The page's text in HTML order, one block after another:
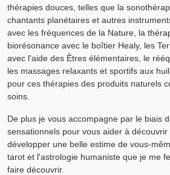
thérapies douces, telles que la
chantants planétaires et autres
avec les fréquences de la Nature, la
biorésonance avec le boîtier Healy, les
avec l'aide des Êtres élémentaires, le
les massages relaxants et sportifs aux
pour ces thérapies des produits naturels
soins.
De plus je vous accompagne par le biais
sensationnels pour vous aider à
développer une belle estime de vous-
tarot et l'astrologie humaniste que je me
faire découvrir.